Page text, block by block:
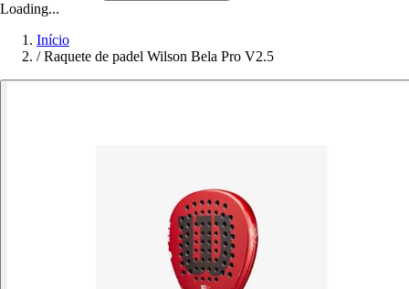
Loading...
Início
/ Raquete de padel Wilson Bela Pro V2.5